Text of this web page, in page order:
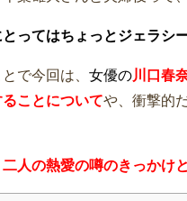
ってはちょっとジェラシ
で今回は、 女優の川口春
ことについてや、衝撃的
二人の熱愛の噂のきっかけ